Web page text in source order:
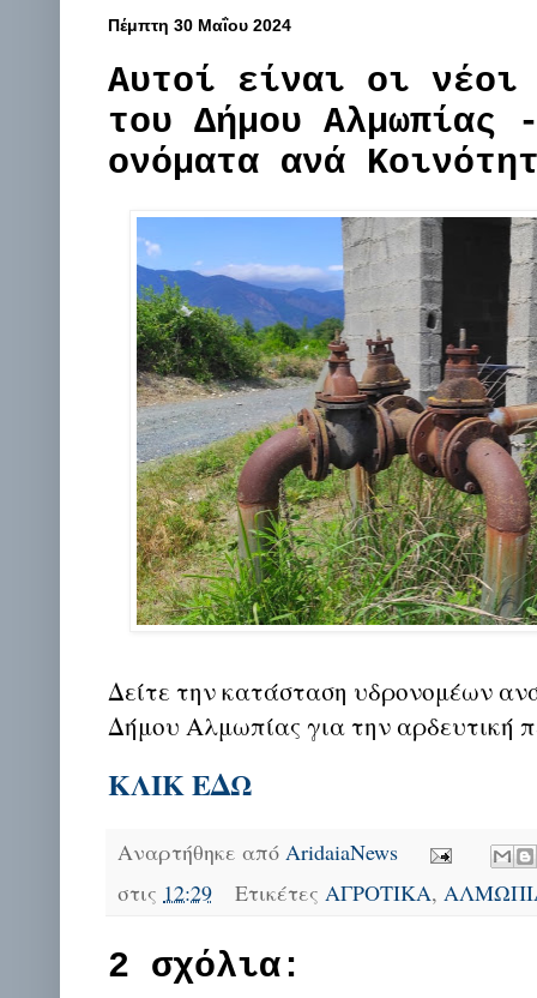
Πέμπτη 30 Μαΐου 2024
Αυτοί είναι οι νέοι
του Δήμου Αλμωπίας
ονόματα ανά
Δείτε την κατάσταση υδρονομέων
Δήμου Αλμωπίας για την αρδευτική
ΚΛΙΚ ΕΔΩ
Αναρτήθηκε από AridaiaNews
στις 12:29 ΕτικέτεςΑΓΡΟΤΙΚΑ,
2 σχόλια: